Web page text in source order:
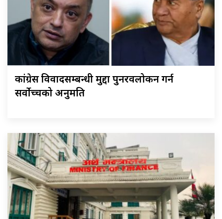
कांग्रेस विवादसम्बन्धी मुद्दा पुनरवलोकन गर्न
सर्वोच्चको अनुमति